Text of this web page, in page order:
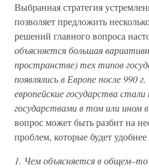
Выбранная стратегия
позволяет предложить
решений главного вопроса
объясняется большая
пространстве) тех типов
появлялись в Европе после 990
европейские государства
государствами в том или ином
вопрос может быть разбит на
проблем, которые будет удобнее
1. Чем объясняется в общем–то